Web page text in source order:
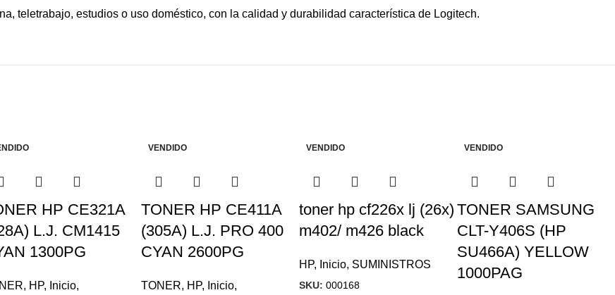
teletrabajo, estudios o uso doméstico, con la calidad y durabilidad característica de Logitech.
HP CE321A
L.J. CM1415
1300PG
, HP, Inicio,
VENDIDO
TONER HP CE411A
(305A) L.J. PRO 400
CYAN 2600PG
TONER, HP, Inicio,
VENDIDO
toner hp cf226x lj (26x)
m402/ m426 black
HP, Inicio, SUMINISTROS
SKU: 000168
VENDIDO
TONER SAMSUNG
CLT-Y406S (HP
SU466A) YELLOW
1000PAG